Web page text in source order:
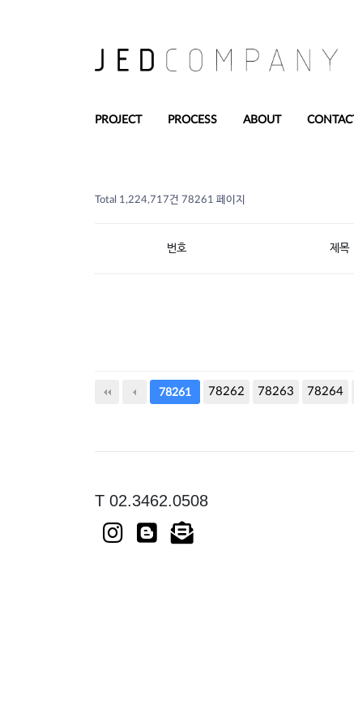
PROJECT PROCESS ABOUT
Total 1,224,717건 78261 페이지
번호 제목
78261 78262 78263 78264
다음 맨끝
T 02.3462.0508